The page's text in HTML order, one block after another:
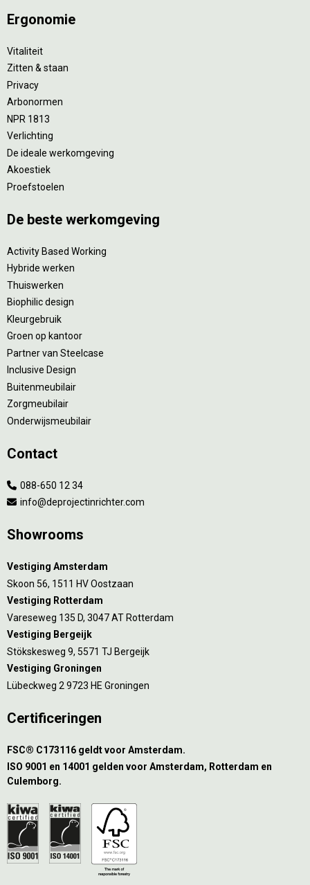
Ergonomie
Vitaliteit
Zitten & staan
Privacy
Arbonormen
NPR 1813
Verlichting
De ideale werkomgeving
Akoestiek
Proefstoelen
De beste werkomgeving
Activity Based Working
Hybride werken
Thuiswerken
Biophilic design
Kleurgebruik
Groen op kantoor
Partner van Steelcase
Inclusive Design
Buitenmeubilair
Zorgmeubilair
Onderwijsmeubilair
Contact
088-650 12 34
info@deprojectinrichter.com
Showrooms
Vestiging Amsterdam
Skoon 56, 1511 HV Oostzaan
Vestiging Rotterdam
Vareseweg 135 D, 3047 AT Rotterdam
Vestiging Bergeijk
Stökskesweg 9, 5571 TJ Bergeijk
Vestiging Groningen
Lübeckweg 2 9723 HE Groningen
Certificeringen
FSC® C173116 geldt voor Amsterdam.
ISO 9001 en 14001 gelden voor Amsterdam, Rotterdam en
Culemborg.